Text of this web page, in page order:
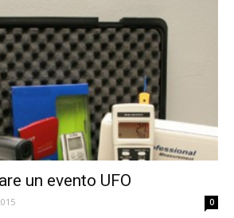
un evento UFO
0